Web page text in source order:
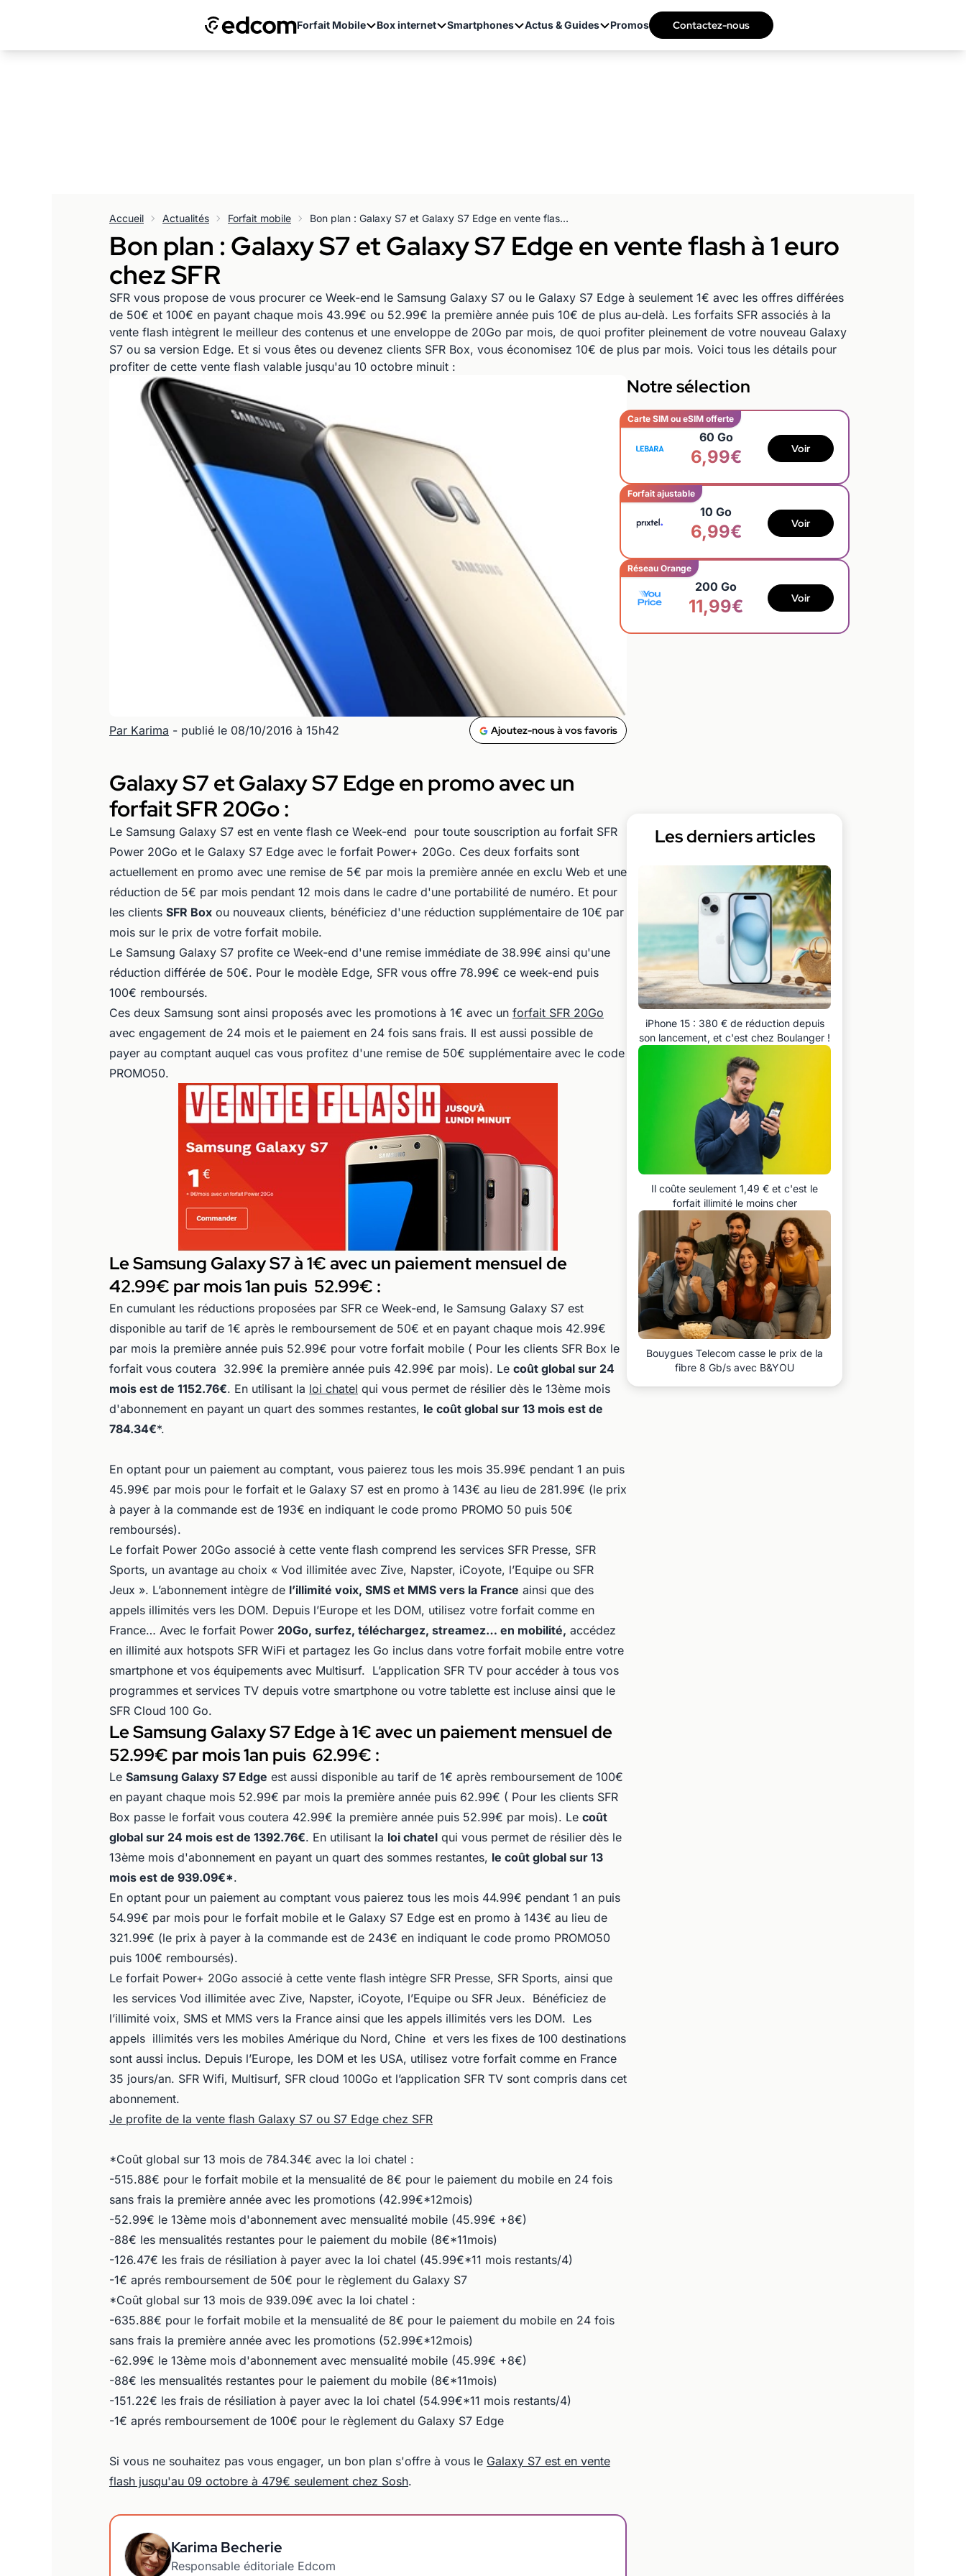
Forfait Mobile Box internet Smartphones Actus & Guides Promos Contactez-nous
Accueil Actualités Forfait mobile Bon plan : Galaxy S7 et Galaxy S7 Edge en vente flash à 1 euro chez SFR
Bon plan : Galaxy S7 et Galaxy S7 Edge en vente flash à 1 euro
chez SFR
SFR vous propose de vous procurer ce Week-end le Samsung Galaxy S7 ou le Galaxy S7 Edge à seulement 1€ avec les offres différées
de 50€ et 100€ en payant chaque mois 43.99€ ou 52.99€ la première année puis 10€ de plus au-delà. Les forfaits SFR associés à la
vente flash intègrent le meilleur des contenus et une enveloppe de 20Go par mois, de quoi profiter pleinement de votre nouveau Galaxy
S7 ou sa version Edge. Et si vous êtes ou devenez clients SFR Box, vous économisez 10€ de plus par mois. Voici tous les détails pour
profiter de cette vente flash valable jusqu'au 10 octobre minuit :
Par Karima - publié le 08/10/2016 à 15h42 Ajoutez-nous à vos favoris
Galaxy S7 et Galaxy S7 Edge en promo avec un
forfait SFR 20Go :
Le Samsung Galaxy S7 est en vente flash ce Week-end pour toute souscription au forfait SFR
Power 20Go et le Galaxy S7 Edge avec le forfait Power+ 20Go. Ces deux forfaits sont
actuellement en promo avec une remise de 5€ par mois la première année en exclu Web et une
réduction de 5€ par mois pendant 12 mois dans le cadre d'une portabilité de numéro. Et pour
les clients SFR Box ou nouveaux clients, bénéficiez d'une réduction supplémentaire de 10€ par
mois sur le prix de votre forfait mobile.
Le Samsung Galaxy S7 profite ce Week-end d'une remise immédiate de 38.99€ ainsi qu'une
réduction différée de 50€. Pour le modèle Edge, SFR vous offre 78.99€ ce week-end puis
100€ remboursés.
Ces deux Samsung sont ainsi proposés avec les promotions à 1€ avec un forfait SFR 20Go
avec engagement de 24 mois et le paiement en 24 fois sans frais. Il est aussi possible de
payer au comptant auquel cas vous profitez d'une remise de 50€ supplémentaire avec le code
PROMO50.
Le Samsung Galaxy S7 à 1€ avec un paiement mensuel de
42.99€ par mois 1an puis 52.99€ :
En cumulant les réductions proposées par SFR ce Week-end, le Samsung Galaxy S7 est
disponible au tarif de 1€ après le remboursement de 50€ et en payant chaque mois 42.99€
par mois la première année puis 52.99€ pour votre forfait mobile ( Pour les clients SFR Box le
forfait vous coutera 32.99€ la première année puis 42.99€ par mois). Le coût global sur 24
mois est de 1152.76€. En utilisant la loi chatel qui vous permet de résilier dès le 13ème mois
d'abonnement en payant un quart des sommes restantes, le coût global sur 13 mois est de
784.34€*.
En optant pour un paiement au comptant, vous paierez tous les mois 35.99€ pendant 1 an puis
45.99€ par mois pour le forfait et le Galaxy S7 est en promo à 143€ au lieu de 281.99€ (le prix
à payer à la commande est de 193€ en indiquant le code promo PROMO 50 puis 50€
remboursés).
Le forfait Power 20Go associé à cette vente flash comprend les services SFR Presse, SFR
Sports, un avantage au choix « Vod illimitée avec Zive, Napster, iCoyote, l’Equipe ou SFR
Jeux ». L’abonnement intègre de l’illimité voix, SMS et MMS vers la France ainsi que des
appels illimités vers les DOM. Depuis l’Europe et les DOM, utilisez votre forfait comme en
France… Avec le forfait Power 20Go, surfez, téléchargez, streamez… en mobilité, accédez
en illimité aux hotspots SFR WiFi et partagez les Go inclus dans votre forfait mobile entre votre
smartphone et vos équipements avec Multisurf. L’application SFR TV pour accéder à tous vos
programmes et services TV depuis votre smartphone ou votre tablette est incluse ainsi que le
SFR Cloud 100 Go.
Le Samsung Galaxy S7 Edge à 1€ avec un paiement mensuel de
52.99€ par mois 1an puis 62.99€ :
Le Samsung Galaxy S7 Edge est aussi disponible au tarif de 1€ après remboursement de 100€
en payant chaque mois 52.99€ par mois la première année puis 62.99€ ( Pour les clients SFR
Box passe le forfait vous coutera 42.99€ la première année puis 52.99€ par mois). Le coût
global sur 24 mois est de 1392.76€. En utilisant la loi chatel qui vous permet de résilier dès le
13ème mois d'abonnement en payant un quart des sommes restantes, le coût global sur 13
mois est de 939.09€*.
En optant pour un paiement au comptant vous paierez tous les mois 44.99€ pendant 1 an puis
54.99€ par mois pour le forfait mobile et le Galaxy S7 Edge est en promo à 143€ au lieu de
321.99€ (le prix à payer à la commande est de 243€ en indiquant le code promo PROMO50
puis 100€ remboursés).
Le forfait Power+ 20Go associé à cette vente flash intègre SFR Presse, SFR Sports, ainsi que
les services Vod illimitée avec Zive, Napster, iCoyote, l’Equipe ou SFR Jeux. Bénéficiez de
l’illimité voix, SMS et MMS vers la France ainsi que les appels illimités vers les DOM. Les
appels illimités vers les mobiles Amérique du Nord, Chine et vers les fixes de 100 destinations
sont aussi inclus. Depuis l’Europe, les DOM et les USA, utilisez votre forfait comme en France
35 jours/an. SFR Wifi, Multisurf, SFR cloud 100Go et l’application SFR TV sont compris dans cet
abonnement.
Je profite de la vente flash Galaxy S7 ou S7 Edge chez SFR
*Coût global sur 13 mois de 784.34€ avec la loi chatel :
-515.88€ pour le forfait mobile et la mensualité de 8€ pour le paiement du mobile en 24 fois
sans frais la première année avec les promotions (42.99€*12mois)
-52.99€ le 13ème mois d'abonnement avec mensualité mobile (45.99€ +8€)
-88€ les mensualités restantes pour le paiement du mobile (8€*11mois)
-126.47€ les frais de résiliation à payer avec la loi chatel (45.99€*11 mois restants/4)
-1€ aprés remboursement de 50€ pour le règlement du Galaxy S7
*Coût global sur 13 mois de 939.09€ avec la loi chatel :
-635.88€ pour le forfait mobile et la mensualité de 8€ pour le paiement du mobile en 24 fois
sans frais la première année avec les promotions (52.99€*12mois)
-62.99€ le 13ème mois d'abonnement avec mensualité mobile (45.99€ +8€)
-88€ les mensualités restantes pour le paiement du mobile (8€*11mois)
-151.22€ les frais de résiliation à payer avec la loi chatel (54.99€*11 mois restants/4)
-1€ aprés remboursement de 100€ pour le règlement du Galaxy S7 Edge
Si vous ne souhaitez pas vous engager, un bon plan s'offre à vous le Galaxy S7 est en vente
flash jusqu'au 09 octobre à 479€ seulement chez Sosh.
Karima Becherie
Responsable éditoriale Edcom
Notre sélection
Carte SIM ou eSIM offerte
60 Go
6,99€ Voir
Forfait ajustable
10 Go
6,99€ Voir
Réseau Orange
200 Go
11,99€ Voir
Les derniers articles
iPhone 15 : 380 € de réduction depuis
son lancement, et c'est chez Boulanger !
Il coûte seulement 1,49 € et c'est le
forfait illimité le moins cher
Bouygues Telecom casse le prix de la
fibre 8 Gb/s avec B&YOU